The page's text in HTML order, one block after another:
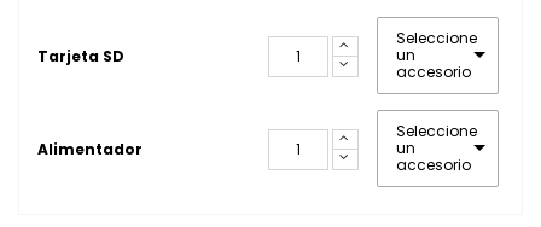
Tarjeta SD
Seleccione
un
accesorio
Alimentador
Seleccione
un
accesorio